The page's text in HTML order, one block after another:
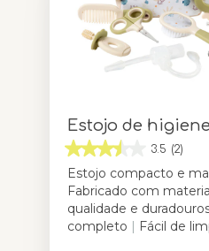
Estojo de higiene
3.5 (2)
Estojo compacto e
Fabricado com
qualidade e
completo | Fácil de